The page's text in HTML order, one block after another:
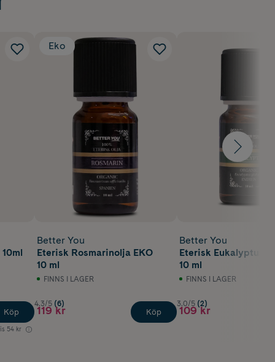
54 kr
Köp
Eko
Better You
Eterisk Rosmarinolja EKO
10 ml
FINNS I LAGER
4.3/5 (6)
119 kr Köp
Better You
Eterisk
10 ml
FINNS I LAGER
3.0/5 (2)
109 kr